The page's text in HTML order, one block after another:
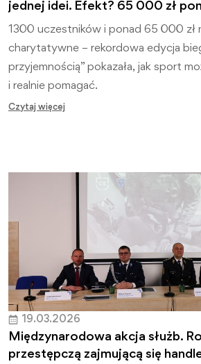
jednej idei. Efekt? 65 000 zł
1300 uczestników i ponad 65 000 zł
charytatywne – rekordowa edycja
przyjemnością” pokazała, jak sport
i realnie pomagać.
Czytaj więcej
19.03.2026
Międzynarodowa akcja służb.
przestępczą zajmującą się